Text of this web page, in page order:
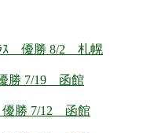
ｽ 優勝 8/2 札幌
勝 7/19 函館
勝 7/12 函館